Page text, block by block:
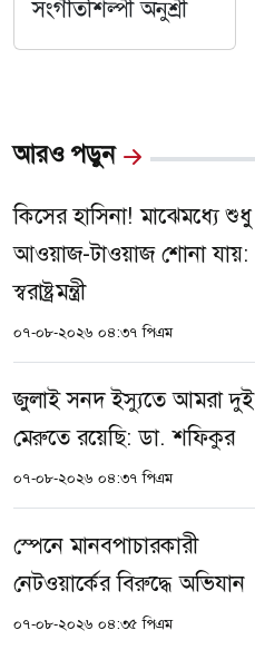
সংগীতশিল্পী অনুশ্রী
আরও পড়ুন
কিসের হাসিনা! মাঝেমধ্যে শুধু
আওয়াজ-টাওয়াজ শোনা যায়:
স্বরাষ্ট্রমন্ত্রী
০৭-০৮-২০২৬ ০৪:৩৭ পিএম
জুলাই সনদ ইস্যুতে আমরা দুই
মেরুতে রয়েছি: ডা. শফিকুর
০৭-০৮-২০২৬ ০৪:৩৭ পিএম
স্পেনে মানবপাচারকারী
নেটওয়ার্কের বিরুদ্ধে অভিযান
০৭-০৮-২০২৬ ০৪:৩৫ পিএম